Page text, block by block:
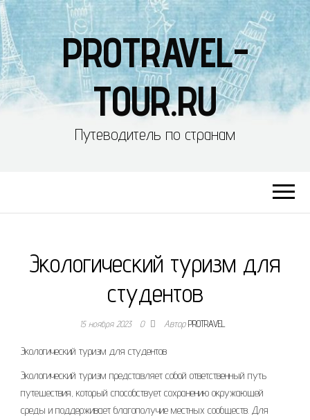
PROTRAVEL-
TOUR.RU
Путеводитель по странам
Экологический туризм для
студентов
15 ноября 2023 0 АвторPROTRAVEL
Экологический туризм для студентов
Экологический туризм представляет собой ответственный путь
путешествия, который способствует сохранению окружающей
среды и поддерживает благополучие местных сообществ. Для